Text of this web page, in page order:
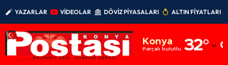
YAZARLAR VİDEOLAR DÖVİZ PİYASALARI ALTIN FİYATLARI
Konya
Parçalı bulutlu 32°
Adıyaman